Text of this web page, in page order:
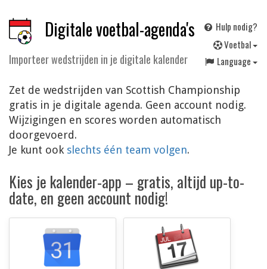
Digitale voetbal-agenda's
Importeer wedstrijden in je digitale kalender
Hulp nodig?
Voetbal
Language
Zet de wedstrijden van Scottish Championship
gratis in je digitale agenda. Geen account nodig.
Wijzigingen en scores worden automatisch
doorgevoerd.
Je kunt ook slechts één team volgen.
Kies je kalender-app – gratis, altijd up-to-
date, en geen account nodig!